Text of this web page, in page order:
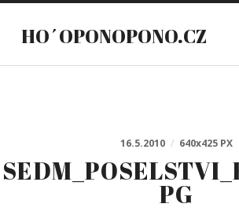
HO´OPONOPONO.CZ
16.5.2010 / 640x425 PX
PG